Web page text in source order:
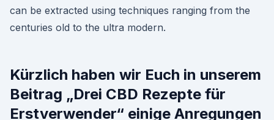
can be extracted using techniques ranging from the
centuries old to the ultra modern.
Kürzlich haben wir Euch in unserem
Beitrag „Drei CBD Rezepte für
Erstverwender“ einige Anregungen